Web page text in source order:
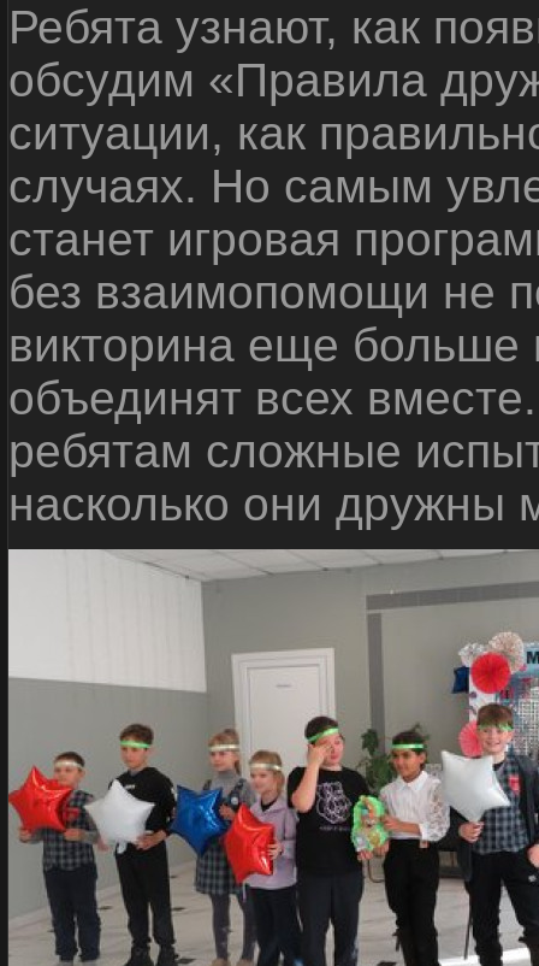
Ребята узнают, как
обсудим «Правила
ситуации, как
случаях. Но самым
станет игровая
без взаимопомощи не
викторина еще
объединят всех
ребятам сложные
насколько они дружны